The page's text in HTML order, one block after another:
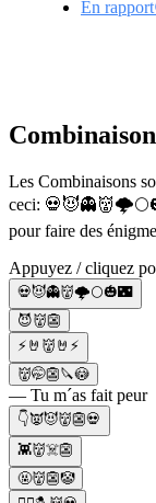
En
Les Combinaisons
ceci:
pour faire des
Appuyez / cliquez
💀😈👻👹🌩🌕🎃🌃
😈👹👺
⚡🤘👹🤘⚡
👹🤭👺🔪😳
— Tu m´as fait peur
👇👿😈👹👺💀
👾👹☠️👺
🤬👹👺🤡